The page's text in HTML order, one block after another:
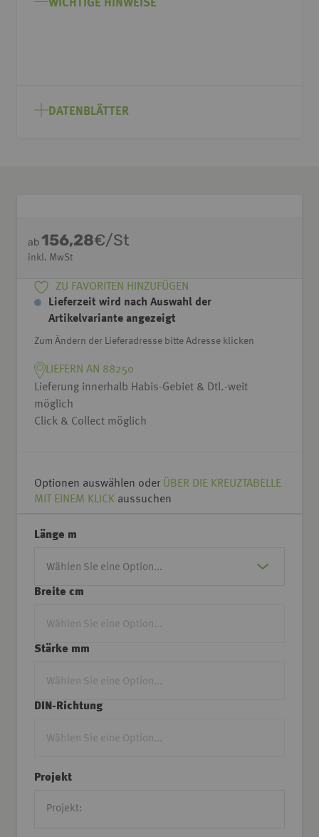
WICHTIGE HINWEISE
DATENBLÄTTER
ab156,28€/St
inkl. MwSt
ZU FAVORITEN HINZUFÜGEN
Lieferzeit wird nach Auswahl der
Artikelvariante angezeigt
Zum Ändern der Lieferadresse bitte Adresse klicken
LIEFERN AN 88250
Lieferung innerhalb Habis-Gebiet & Dtl.-weit
möglich
Click & Collect möglich
Optionen auswählen oder ÜBER DIE KREUZTABELLE
MIT EINEM KLICK aussuchen
Länge m
Breite cm
Stärke mm
DIN-Richtung
Projekt